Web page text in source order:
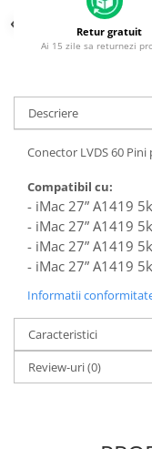
A1534 (Retina 12”
Piese & Accesorii
iPhone 16 Pro
iPhone 17 Pro
iPhone 15 Pro Max
iPhone 16 Plus
iPhone 17
iPhone 15 Pro
iPhone 16
iPhone 15 Plus
iPhone 15
iPhone 14 Pro Max
iPhone 14 Pro
Retur gratuit
Ai 15 zile sa returnezi
Descriere
Conector LVDS 60
Compatibil cu:
- iMac 27” A1419
- iMac 27” A1419
- iMac 27” A1419
- iMac 27” A1419
Informatii
Caracteristici
Review-uri(0)